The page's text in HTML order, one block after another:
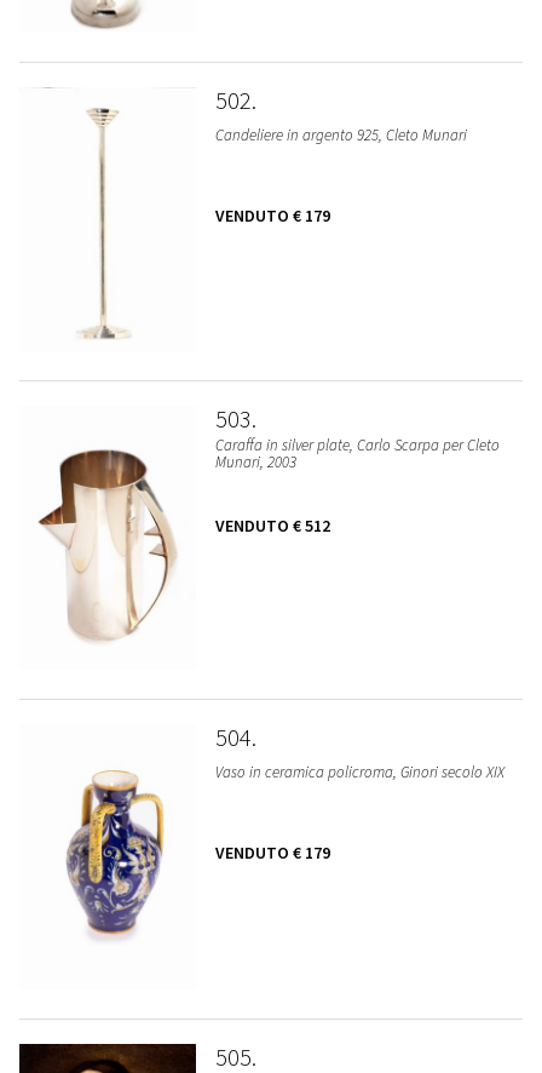
502
Candeliere in argento 925, Cleto Munari
VENDUTO € 179
503
Caraffa in silver plate, Carlo Scarpa per Cleto
Munari, 2003
VENDUTO € 512
504
Vaso in ceramica policroma, Ginori secolo XIX
VENDUTO € 179
505